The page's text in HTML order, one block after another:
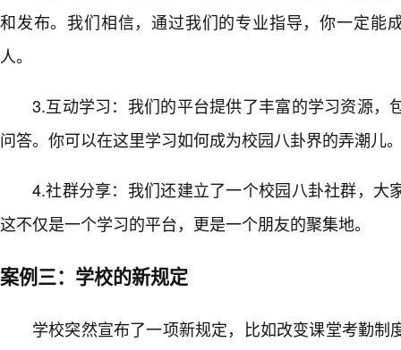
和发布。我们相信，通过我们的专业指导，你一定能
人。
3.互动学习：我们的平台提供了丰富的学习资源，
问答。你可以在这里学习如何成为校园八卦界的弄潮儿
4.社群分享：我们还建立了一个校园八卦社群，大
这不仅是一个学习的平台，更是一个朋友的聚集地。
案例三：学校的新规定
学校突然宣布了一项新规定，比如改变课堂考勤制